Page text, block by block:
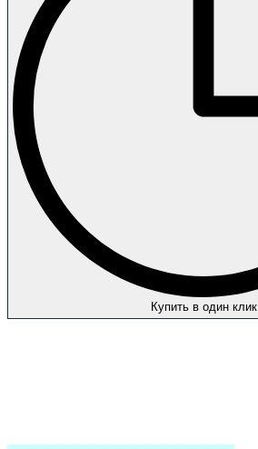
Купить в один клик